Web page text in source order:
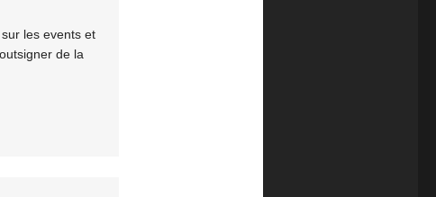
les events et
de la